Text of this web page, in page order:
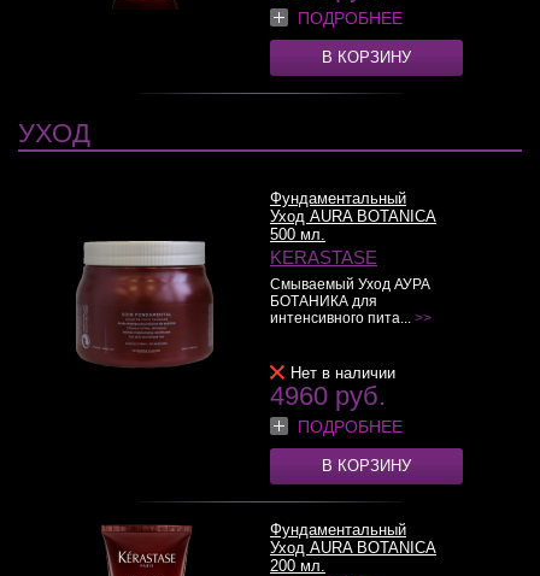
ПОДРОБНЕЕ
В КОРЗИНУ
УХОД
Фундаментальный
Уход AURA BOTANICA
500 мл.
KERASTASE
Смываемый Уход АУРА
БОТАНИКА для
интенсивного пита... >>
Нет в наличии
4960 руб.
ПОДРОБНЕЕ
В КОРЗИНУ
Фундаментальный
Уход AURA BOTANICA
200 мл.